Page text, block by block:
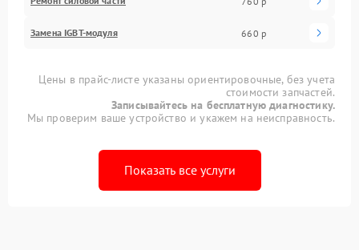
Замена IGBT-модуля 660 р
Цены в прайс-листе указаны ориентировочные, без учета
стоимости запчастей.
Записывайтесь на бесплатную диагностику.
Мы проверим ваше устройство и укажем на неисправность.
Показать все услуги